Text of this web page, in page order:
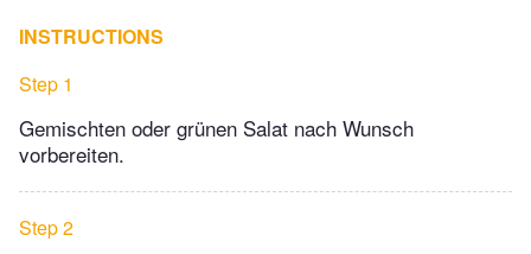
INSTRUCTIONS
Step 1
Gemischten oder grünen Salat nach Wunsch
vorbereiten.
Step 2